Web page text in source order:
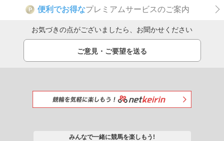
P 便利でお得なプレミアムサービスのご案内
お気づきの点がございましたら、お聞かせください
ご意見・ご要望を送る
みんなで一緒に競馬を楽しもう!